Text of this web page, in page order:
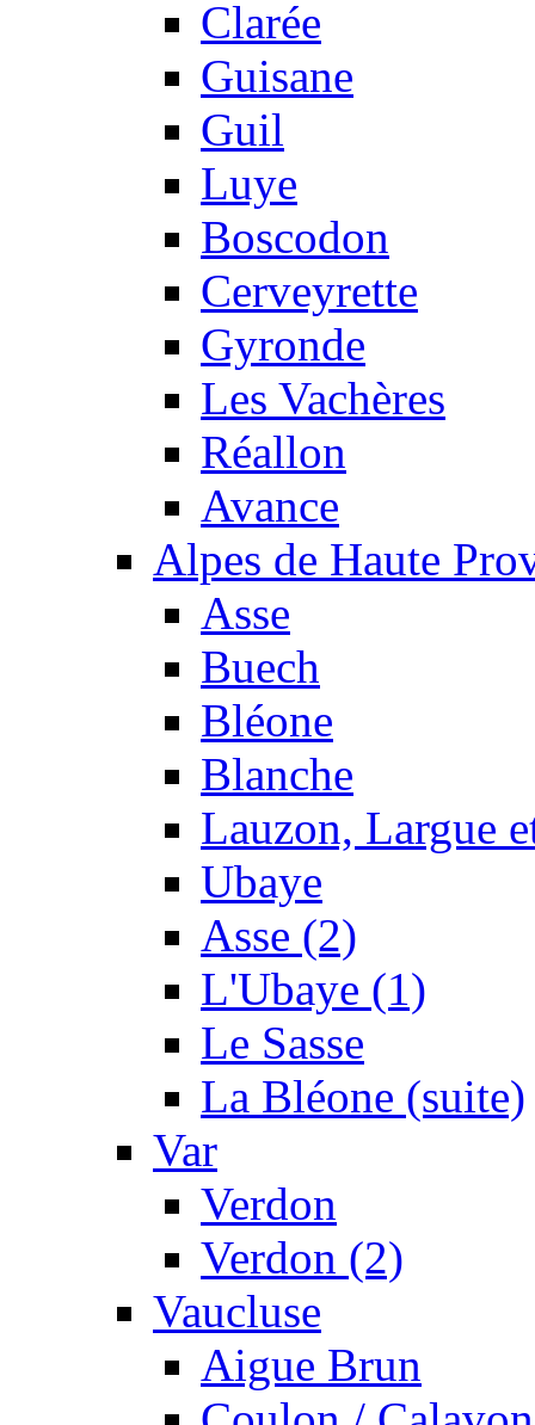
Clarée
Guisane
Guil
Luye
Boscodon
Cerveyrette
Gyronde
Les Vachères
Réallon
Avance
Alpes de Haute
Asse
Buech
Bléone
Blanche
Lauzon, Largue
Ubaye
Asse (2)
L'Ubaye (1)
Le Sasse
La Bléone (suite)
Var
Verdon
Verdon (2)
Vaucluse
Aigue Brun